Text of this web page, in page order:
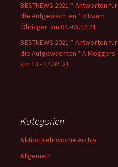
BESTNEWS 2021 * Antworten für
die Aufgewachten * D Raum
Öhringen am 04.-05.12.21
BESTNEWS 2021 * Antworten für
die Aufgewachten * A Möggers
am 13.- 14.02. 21
Kategorien
Aktion Kehrwoche Archiv
Allgemein